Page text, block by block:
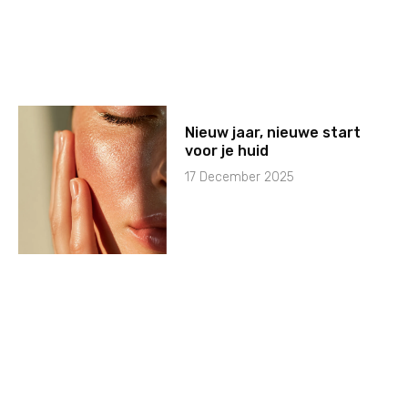
Nieuw jaar, nieuwe start
voor je huid
17 December 2025